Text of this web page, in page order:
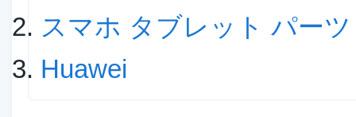
スマホ タブレット パーツ
Huawei